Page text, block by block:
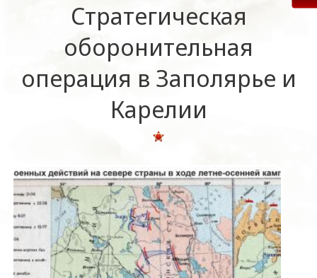
Стратегическая
оборонительная
операция в Заполярье и
Карелии